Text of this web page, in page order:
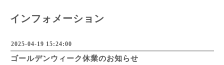
インフォメーション
2025-04-19 15:24:00
ゴールデンウィーク休業のお知らせ